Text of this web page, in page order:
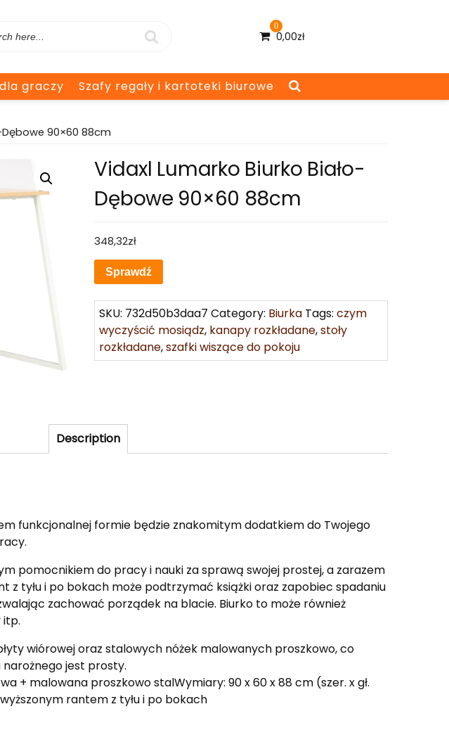
0
0,00zł
graczy Szafy regały i kartoteki biurowe
Dębowe 90×60 88cm
Vidaxl Lumarko Biurko Biało-
Dębowe 90×60 88cm
348,32zł
Sprawdź
SKU: 732d50b3daa7 Category: Biurka Tags:czym
wyczyścić mosiądz, kanapy rozkładane,stoły
rozkładane,szafki wiszące do pokoju
Description
funkcjonalnej formie będzie znakomitym dodatkiem do Twojego
pomocnikiem do pracy i nauki za sprawą swojej prostej, a zarazem
z tyłu i po bokach może podtrzymać książki oraz zapobiec spadaniu
zachować porządek na blacie. Biurko to może również
itp.
wiórowej oraz stalowych nóżek malowanych proszkowo, co
jest prosty.
+ malowana proszkowo stalWymiary: 90 x 60 x 88 cm (szer. x gł.
rantem z tyłu i po bokach